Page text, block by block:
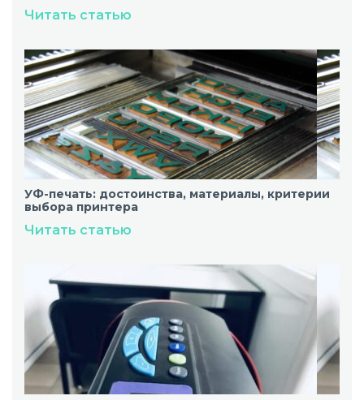
Читать статью
УФ-печать: достоинства, материалы, критерии
выбора принтера
Читать статью